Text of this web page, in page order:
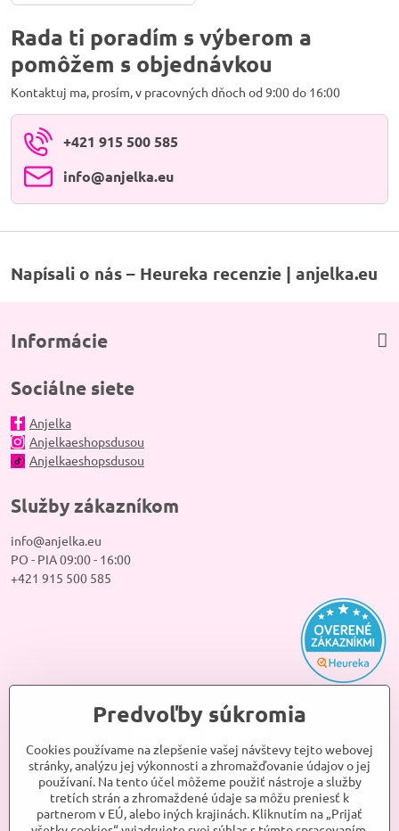
Rada ti poradím s výberom a
pomôžem s objednávkou
Kontaktuj ma, prosím, v pracovných dňoch od 9:00 do 16:00
+421 915 500 585
info​@anjelka​.eu
Napísali o nás – Heureka recenzie | anjelka.eu
Informácie
Sociálne siete
Anjelka
Anjelkaeshopsdusou
Anjelkaeshopsdusou
Služby zákazníkom
info@anjelka.eu
PO - PIA 09:00 - 16:00
+421 915 500 585
Predvoľby súkromia
Cookies používame na zlepšenie vašej návštevy tejto webovej
stránky, analýzu jej výkonnosti a zhromažďovanie údajov o jej
používaní. Na tento účel môžeme použiť nástroje a služby
tretích strán a zhromaždené údaje sa môžu preniesť k
partnerom v EÚ, alebo iných krajinách. Kliknutím na „Prijať